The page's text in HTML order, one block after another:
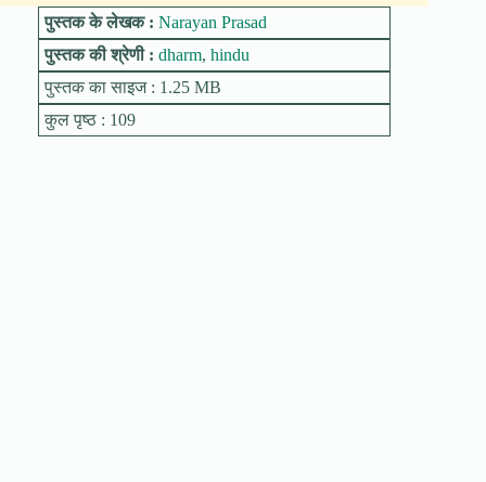
पुस्तक के लेखक : Narayan Prasad
पुस्तक की श्रेणी : dharm, hindu
पुस्तक का साइज : 1.25 MB
कुल पृष्ठ : 109